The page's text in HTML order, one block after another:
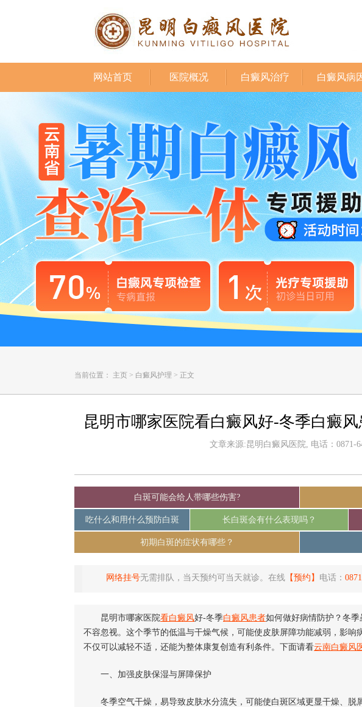
网站首页 医院概况 白癜风治疗 白癜风病
当前位置： 主页 > 白癜风护理 > 正文
昆明市哪家医院看白癜风好-冬季白癜
文章来源:昆明白癜风医院, 电话：0871-
白斑可能会给人带哪些伤害?
吃什么和用什么预防白斑 长白斑会有什么表现吗？
初期白斑的症状有哪些？
网络挂号无需排队，当天预约可当天就诊。在线 【预约】 电话：
昆明市哪家医院看白癜风好-冬季白癜风患者如何做好病情防护？冬
不容忽视。这个季节的低温与干燥气候，可能使皮肤屏障功能减弱，影响
不仅可以减轻不适，还能为整体康复创造有利条件。下面请看云南白癜风
一、加强皮肤保湿与屏障保护
冬季空气干燥，易导致皮肤水分流失，可能使白斑区域更显干燥、脱